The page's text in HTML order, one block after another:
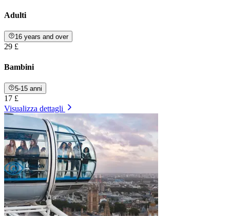
Adulti
16 years and over
29 £
Bambini
5-15 anni
17 £
Visualizza dettagli